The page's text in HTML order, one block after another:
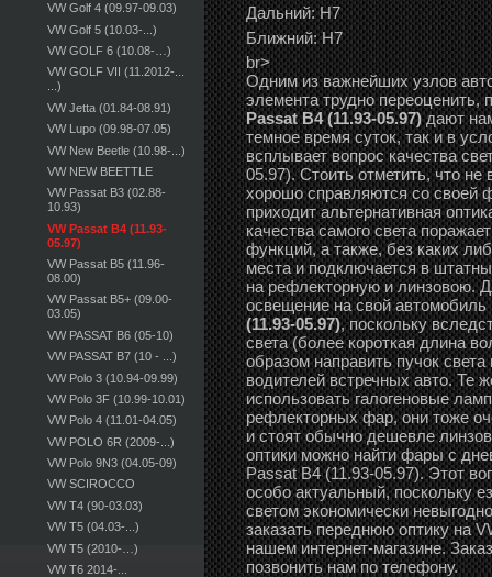
VW Golf 4 (09.97-09.03)
VW Golf 5 (10.03-...)
VW GOLF 6 (10.08-…)
VW GOLF VII (11.2012-...
...)
VW Jetta (01.84-08.91)
VW Lupo (09.98-07.05)
VW New Beetle (10.98-...)
VW NEW BEETTLE
VW Passat B3 (02.88-
10.93)
VW Passat B4 (11.93-
05.97)
VW Passat B5 (11.96-
08.00)
VW Passat B5+ (09.00-
03.05)
VW PASSAT B6 (05-10)
VW PASSAT B7 (10 - ...)
VW Polo 3 (10.94-09.99)
VW Polo 3F (10.99-10.01)
VW Polo 4 (11.01-04.05)
VW POLO 6R (2009-...)
VW Polo 9N3 (04.05-09)
VW SCIROCCO
VW T4 (90-03.03)
VW T5 (04.03-...)
VW T5 (2010-…)
VW T6 2014-...
Дальний: Н7
Ближний: Н7
br>
Одним из важнейших узлов
элемента трудно переоценить,
Passat B4 (11.93-05.97)дают
темное время суток, так и в
всплывает вопрос качества
05.97). Стоить отметить, что
хорошо справляются со своей
приходит альтернативная
качества самого света
функций, а также, без каких
места и подключается в
на рефлекторную и линзовою.
освещение на свой
(11.93-05.97), поскольку
света (более короткая длина
образом направить пучок
водителей встречных авто. Те
использовать галогеновые
рефлекторных фар, они тоже
и стоят обычно дешевле
оптики можно найти фары с
Passat B4 (11.93-05.97). Этот
особо актуальный, поскольку
светом экономически
заказать переднюю оптику на
нашем интернет-магазине.
позвонить нам по телефону.